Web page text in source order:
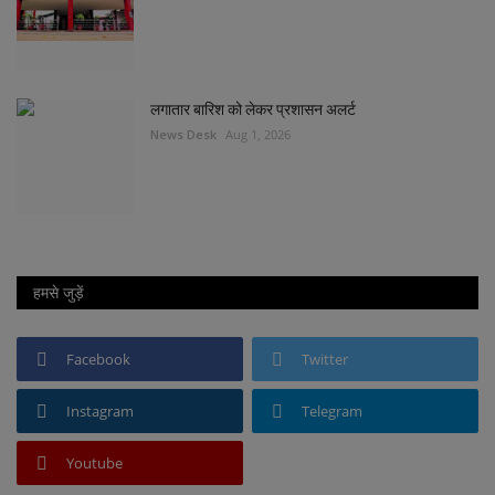
लगातार बारिश को लेकर प्रशासन अलर्ट
News Desk Aug 1, 2026
हमसे जुड़ें
Facebook Twitter
Instagram Telegram
Youtube